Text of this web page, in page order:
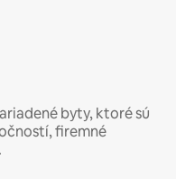
byty, ktoré sú
firemné